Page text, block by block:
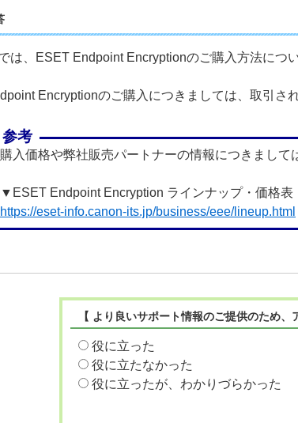
は、ESET Endpoint Encryptionのご購入方法につ
Encryptionのご購入につきましては、取引さ
参考
購入価格や弊社販売パートナーの情報につきまして
▼ESET Endpoint Encryption ラインナップ・価格表
https://eset-info.canon-its.jp/business/eee/lineup.html
【 より良いサポート情報のご提供のため
役に立った
役に立たなかった
役に立ったが、わかりづらかった